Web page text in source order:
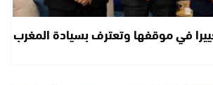
في موقفها وتعترف بسيادة المغرب